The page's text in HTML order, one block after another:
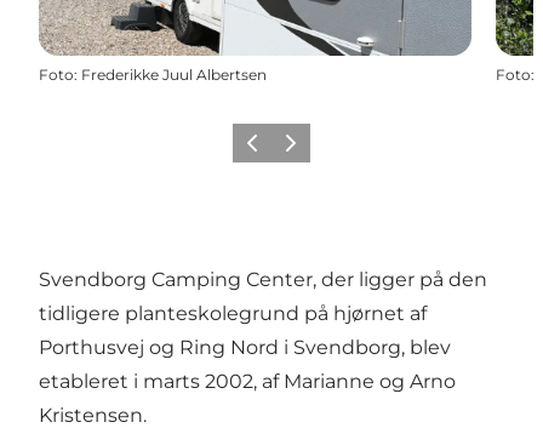
Foto: Frederikke Juul Albertsen Foto:
ForrigeNæste
Svendborg Camping Center, der ligger på den
tidligere planteskolegrund på hjørnet af
Porthusvej og Ring Nord i Svendborg, blev
etableret i marts 2002, af Marianne og Arno
Kristensen.